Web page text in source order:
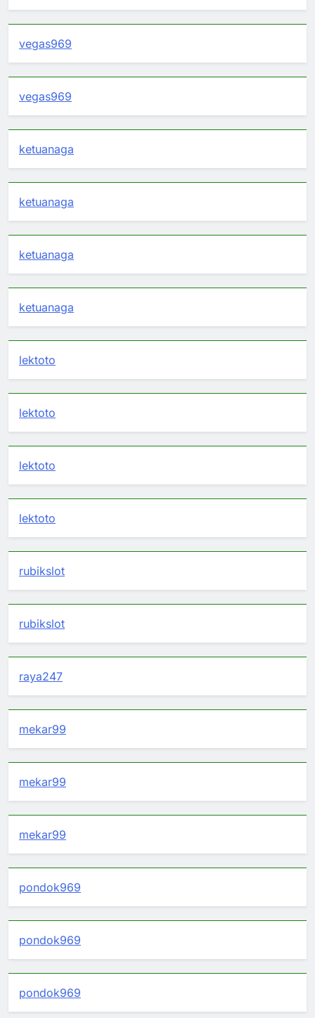
vegas969
vegas969
ketuanaga
ketuanaga
ketuanaga
ketuanaga
lektoto
lektoto
lektoto
lektoto
rubikslot
rubikslot
raya247
mekar99
mekar99
mekar99
pondok969
pondok969
pondok969